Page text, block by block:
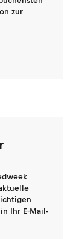
zur
Ihr E-Mail-